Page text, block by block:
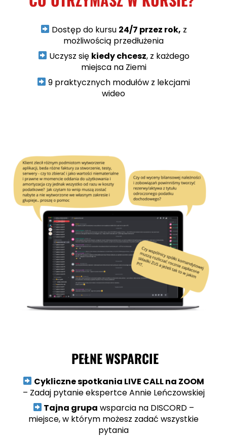
Dostęp do kursu 24/7 przez rok, z
możliwością przedłużenia
Uczysz się kiedy chcesz, z każdego
miejsca na Ziemi
9 praktycznych modułów z lekcjami
wideo
PEŁNE WSPARCIE
Cykliczne spotkania LIVE CALL na ZOOM
– Zadaj pytanie ekspertce Annie Leńczowskiej
Tajna grupa wsparcia na DISCORD –
miejsce, w którym możesz zadać wszystkie
pytania